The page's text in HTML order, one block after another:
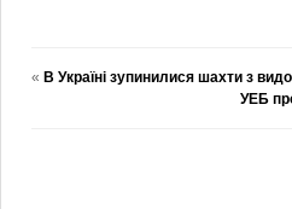
« В Україні зупинилися шахти з
УЕБ